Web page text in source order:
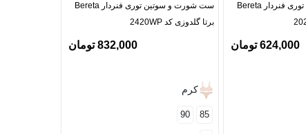
ست شورت و سوتین توری فنردار Bereta
624,000 تومان
ست شورت و سوتین توری فنردار Bereta
برتا گلدوزی کد 2420WP
832,000 تومان
کرم
85
90